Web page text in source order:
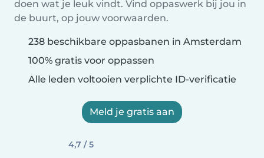
doen wat je leuk vindt. Vind oppaswerk bij jou in
de buurt, op jouw voorwaarden.
238 beschikbare oppasbanen in Amsterdam
100% gratis voor oppassen
Alle leden voltooien verplichte ID-verificatie
Meld je gratis aan
4,7 / 5